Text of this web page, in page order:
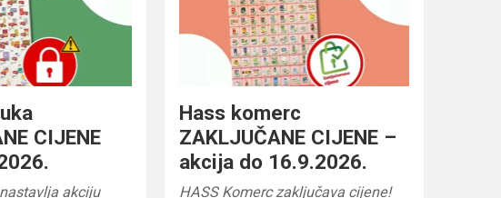
CIJENE
akciju
Hass komerc
ZAKLJUČANE CIJENE –
akcija do 16.9.2026.
HASS Komerc zaključava cijene!